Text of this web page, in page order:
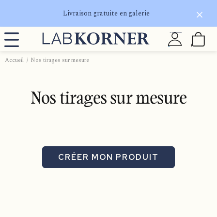
Livraison gratuite en galerie
Accueil Nos tirages sur mesure
Nos tirages sur mesure
Formats Finitions
CRÉER MON PRODUIT